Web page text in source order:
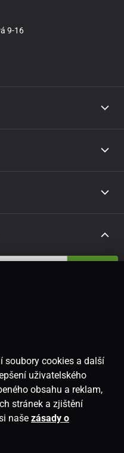
9-16
soubory cookies a další
uživatelského
obsahu a reklam,
stránek a zjištění
naše zásady o